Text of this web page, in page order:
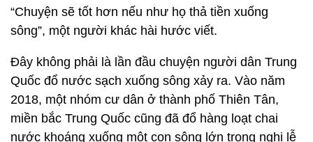
“Chuyện sẽ tốt hơn nếu như họ thả tiền xuống
sông”, một người khác hài hước viết.
Đây không phải là lần đầu chuyện người dân Trung
Quốc đổ nước sạch xuống sông xảy ra. Vào năm
2018, một nhóm cư dân ở thành phố Thiên Tân,
miền bắc Trung Quốc cũng đã đổ hàng loạt chai
nước khoáng xuống một con sông lớn trong nghi lễ